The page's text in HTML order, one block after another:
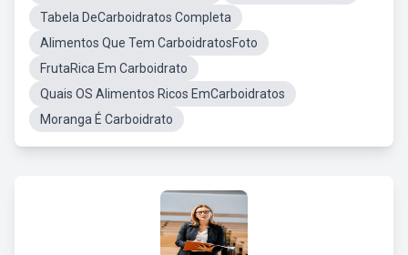
Tabela DeCarboidratos Completa
Alimentos Que Tem CarboidratosFoto
FrutaRica Em Carboidrato
Quais OS Alimentos Ricos EmCarboidratos
Moranga É Carboidrato